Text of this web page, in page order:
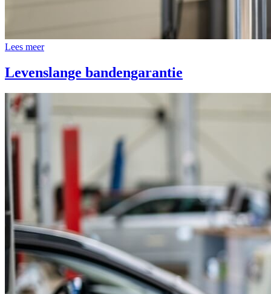
Lees meer
Levenslange bandengarantie